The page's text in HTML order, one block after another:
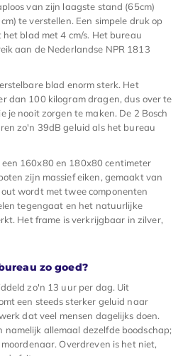
van zijn laagste stand (65cm)
te verstellen. Een simpele druk op
blad met 4 cm/s. Het bureau
aan de Nederlandse NPR 1813
blad enorm sterk. Het
dan 100 kilogram dragen, dus over te
je nooit zorgen te maken. De 2 Bosch
zo'n 39dB geluid als het bureau
160x80 en 180x80 centimeter
zijn massief eiken, gemaakt van
wordt met twee componenten
tegengaat en het natuurlijke
Het frame is verkrijgbaar in zilver,
zo goed?
zo'n 13 uur per dag. Uit
een steeds sterker geluid naar
dat veel mensen dagelijks doen.
namelijk allemaal dezelfde boodschap;
Overdreven is het niet,